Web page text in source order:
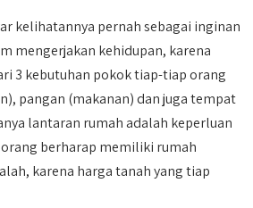
kelihatannya pernah sebagai inginan
mengerjakan kehidupan, karena
3 kebutuhan pokok tiap-tiap orang
pangan (makanan) dan juga tempat
lantaran rumah adalah keperluan
berharap memiliki rumah
karena harga tanah yang tiap